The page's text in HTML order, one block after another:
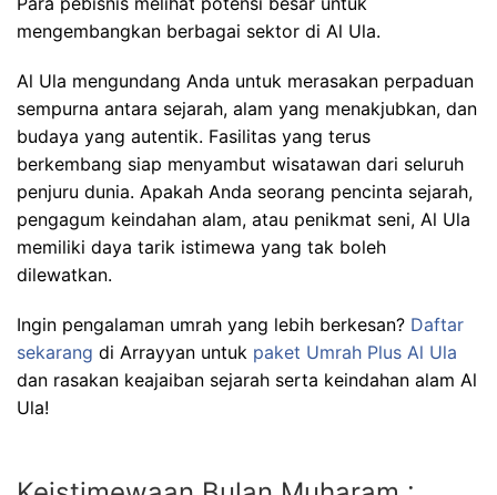
mengembangkan berbagai sektor di Al Ula.
Al Ula mengundang Anda untuk merasakan perpaduan
sempurna antara sejarah, alam yang menakjubkan, dan
budaya yang autentik. Fasilitas yang terus
berkembang siap menyambut wisatawan dari seluruh
penjuru dunia. Apakah Anda seorang pencinta sejarah,
pengagum keindahan alam, atau penikmat seni, Al Ula
memiliki daya tarik istimewa yang tak boleh
dilewatkan.
Ingin pengalaman umrah yang lebih berkesan? Daftar
sekarang di Arrayyan untuk paket Umrah Plus Al Ula
dan rasakan keajaiban sejarah serta keindahan alam Al
Ula!